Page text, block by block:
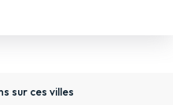
sur ces villes